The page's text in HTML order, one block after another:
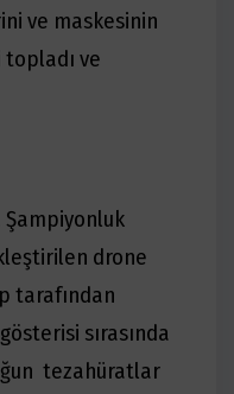
ve maskesinin
ve
Şampiyonluk
drone
tarafından
sırasında
tezahüratlar